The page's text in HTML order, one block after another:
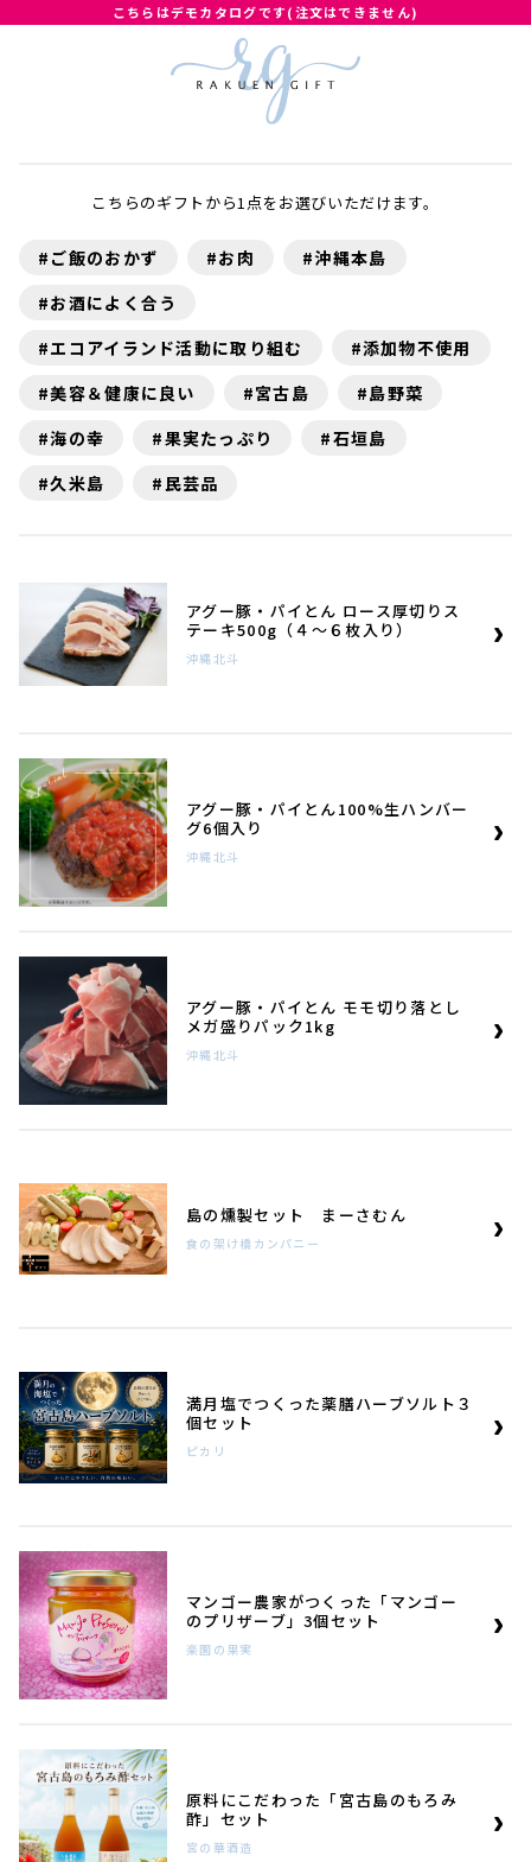
こちらはデモカタログです(注文はできません)
こちらのギフトから1点をお選びいただけます。
#ご飯のおかず #お肉
#沖縄本島
#お酒によく合う
#エコアイランド活動に取り組む
#添加物不使用
#美容＆健康に良い
#宮古島
#島野菜
#海の幸
#果実たっぷり
#石垣島
#久米島
#民芸品
アグー豚・パイとん ロース厚切りス
テーキ500g（４～６枚入り）
沖縄北斗
アグー豚・パイとん100%生ハンバー
グ6個入り
沖縄北斗
アグー豚・パイとん モモ切り落とし
メガ盛りパック1kg
沖縄北斗
島の燻製セット まーさむん
食の架け橋カンパニー
満月塩でつくった薬膳ハーブソルト３
個セット
ピカリ
マンゴー農家がつくった「マンゴー
のプリザーブ」3個セット
楽園の果実
原料にこだわった「宮古島のもろみ
酢」セット
宮の華酒造